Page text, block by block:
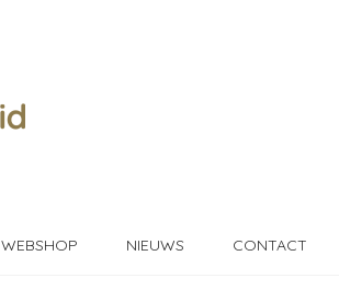
WEBSHOP NIEUWS CONTACT